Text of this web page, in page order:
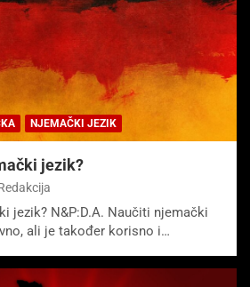
NJEMAČKI JEZIK
jezik?
jezik? N&P:D.A. Naučiti njemački
ali je također korisno i…